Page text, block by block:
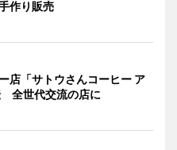
作り販売
店「サトウさんコーヒー ア
全世代交流の店に